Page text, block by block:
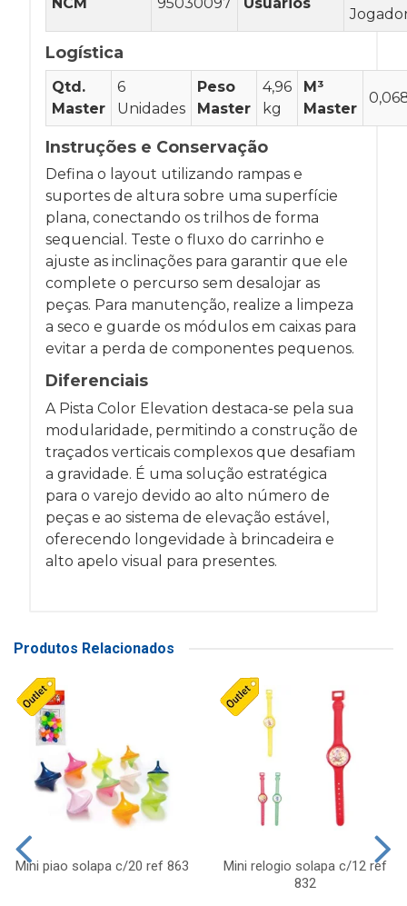
Logística
Qtd.
Master
6
Unidades
Peso
Master
4,96
kg
M³
Master
Instruções e Conservação
Defina o layout utilizando rampas e
suportes de altura sobre uma superfície
plana, conectando os trilhos de forma
sequencial. Teste o fluxo do carrinho e
ajuste as inclinações para garantir que ele
complete o percurso sem desalojar as
peças. Para manutenção, realize a limpeza
a seco e guarde os módulos em caixas para
evitar a perda de componentes pequenos.
Diferenciais
A Pista Color Elevation destaca-se pela sua
modularidade, permitindo a construção de
traçados verticais complexos que desafiam
a gravidade. É uma solução estratégica
para o varejo devido ao alto número de
peças e ao sistema de elevação estável,
oferecendo longevidade à brincadeira e
alto apelo visual para presentes.
Produtos Relacionados
Mini piao solapa c/20 ref 863
Mini relogio solapa c/12 ref
832